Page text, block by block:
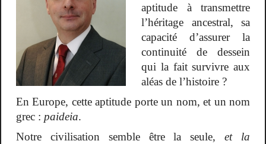
aptitude à transmettre
l’héritage ancestral, sa
capacité d’assurer la
continuité de dessein
qui la fait survivre aux
aléas de l’histoire ?
En Europe, cette aptitude porte un nom, et un nom
grec : paideia.
Notre civilisation semble être la seule,et la